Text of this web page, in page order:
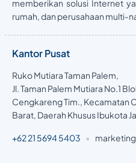
memberikan solusi Internet
rumah, dan perusahaan multi-
Kantor Pusat
Ruko Mutiara Taman Palem,
Jl. Taman Palem Mutiara No.1
Cengkareng Tim., Kecamatan
Barat, Daerah Khusus Ibukota
+62 21 5694 5403 •